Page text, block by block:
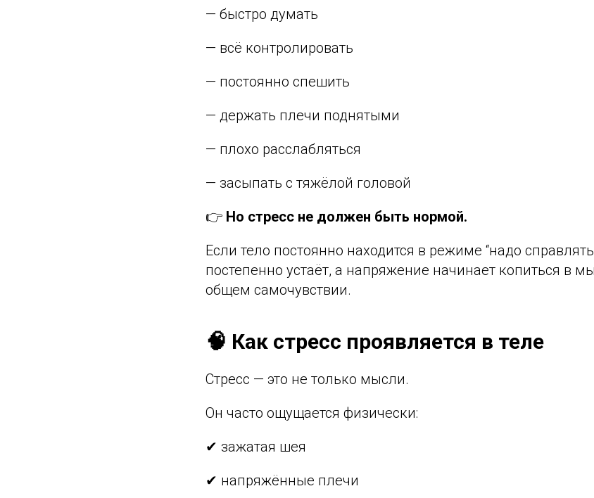
— быстро думать
— всё контролировать
— постоянно спешить
— держать плечи поднятыми
— плохо расслабляться
— засыпать с тяжёлой головой
👉 Но стресс не должен быть нормой.
Если тело постоянно находится в режиме “надо
постепенно устаёт, а напряжение начинает копиться в
общем самочувствии.
🧠 Как стресс проявляется в теле
Стресс — это не только мысли.
Он часто ощущается физически:
✔ зажатая шея
✔ напряжённые плечи